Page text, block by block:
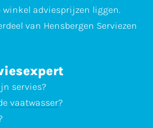
winkel adviesprijzen liggen.
van Hensbergen Serviezen
servies?
vaatwasser?